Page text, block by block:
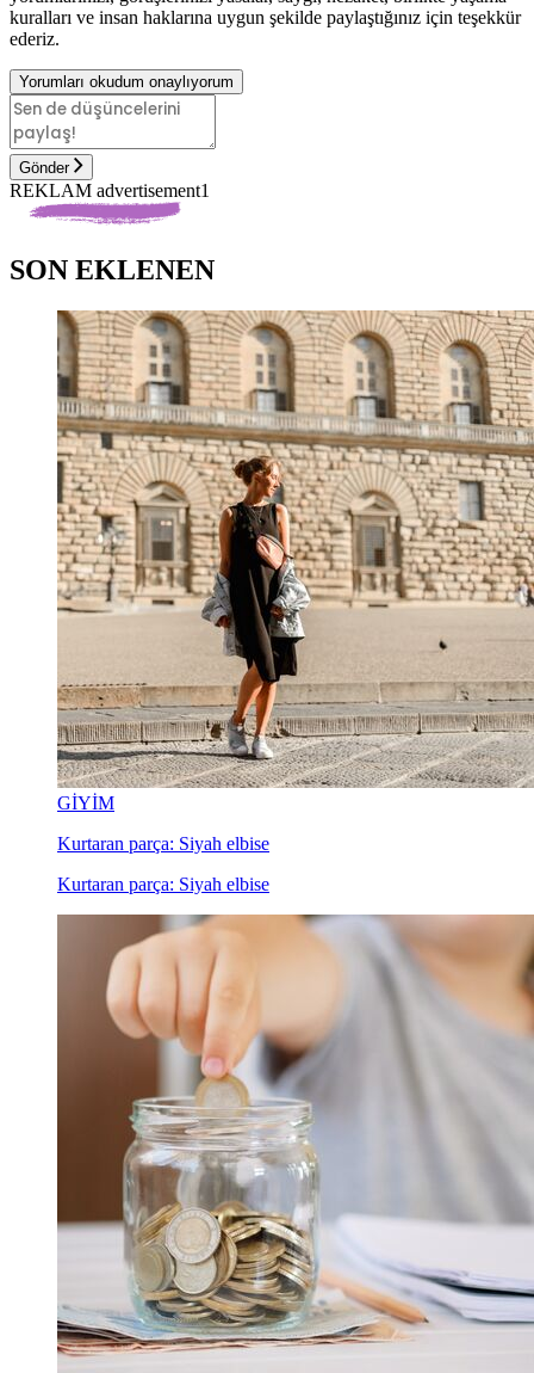
kuralları ve insan haklarına uygun şekilde paylaştığınız için teşekkür
ederiz.
Yorumları okudum onaylıyorum
Gönder
REKLAM advertisement1
SON EKLENEN
GİYİM
Kurtaran parça: Siyah elbise
Kurtaran parça: Siyah elbise